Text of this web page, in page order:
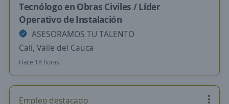
Tecnólogo en Obras Civiles / Líder
Operativo de Instalación
ASESORAMOS TU TALENTO
Cali, Valle del Cauca
Hace 18 horas
Empleo destacado